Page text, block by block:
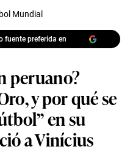
Mundial
fuente preferida en
peruano?
y por qué se
en su
a Vinícius